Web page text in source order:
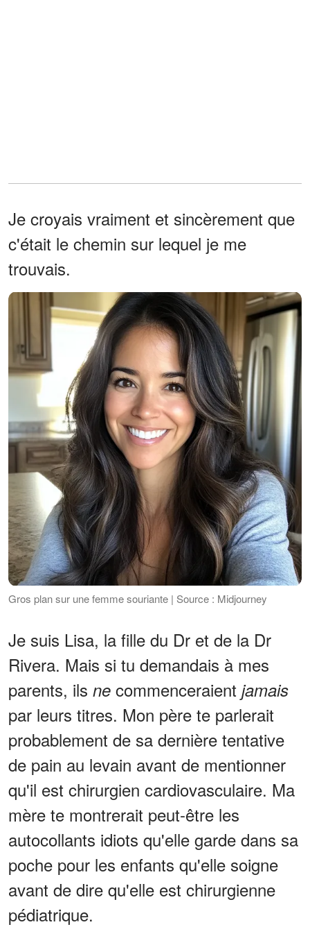
Je croyais vraiment et sincèrement que
c'était le chemin sur lequel je me
trouvais.
Gros plan sur une femme souriante | Source : Midjourney
Je suis Lisa, la fille du Dr et de la Dr
Rivera. Mais si tu demandais à mes
parents, ils ne commenceraient jamais
par leurs titres. Mon père te parlerait
probablement de sa dernière tentative
de pain au levain avant de mentionner
qu'il est chirurgien cardiovasculaire. Ma
mère te montrerait peut-être les
autocollants idiots qu'elle garde dans sa
poche pour les enfants qu'elle soigne
avant de dire qu'elle est chirurgienne
pédiatrique.